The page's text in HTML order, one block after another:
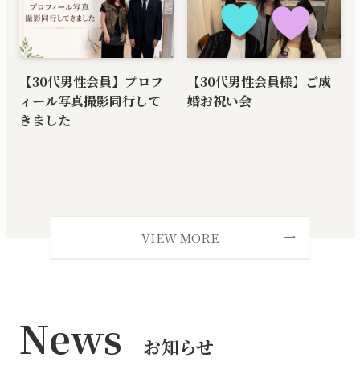
【30代男性会員】プロフ
ィール写真撮影同行して
きました
【30代男性会員様】ご成
婚お祝い会
VIEW MORE
News お知らせ